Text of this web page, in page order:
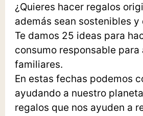
¿Quieres hacer regalos
además sean sostenibles y
Te damos 25 ideas para
consumo responsable
familiares.
En estas fechas podemos
ayudando a nuestro
regalos que nos ayuden a